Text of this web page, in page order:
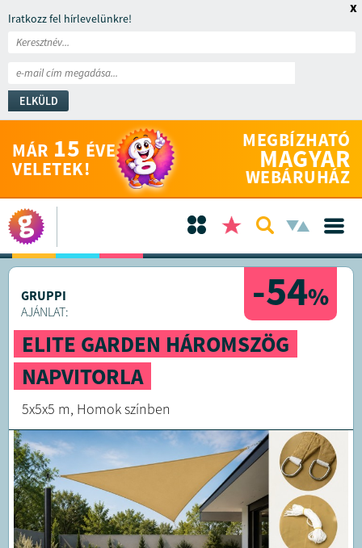
Iratkozz fel hírlevelünkre!
ELKÜLD
x
MÁR 15 ÉVE
VELETEK!
MEGBÍZHATÓ
MAGYAR
WEBÁRUHÁZ
-54%
GRUPPI
AJÁNLAT:
ELITE GARDEN HÁROMSZÖG
NAPVITORLA
5x5x5 m, Homok színben